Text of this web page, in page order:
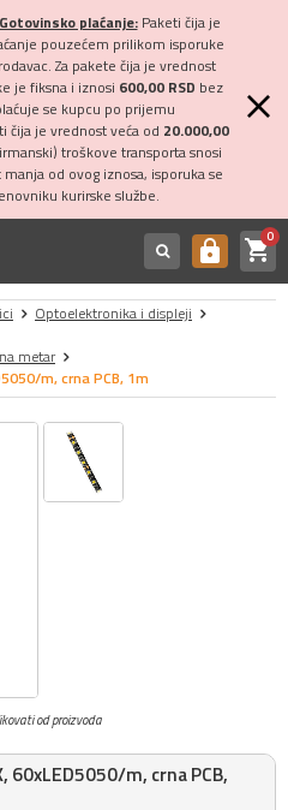
Gotovinsko plaćanje:Paketi čija je
pouzećem prilikom isporuke
Za pakete čija je vrednost
je fiksna i iznosi 600,00 RSD bez
se kupcu po prijemu
čija je vrednost veća od 20.000,00
troškove transporta snosi
od ovog iznosa, isporuka se
kurirske službe.
https shopping_cart0
Optoelektronika i displeji
metar
m, crna PCB, 1m
od proizvoda
60xLED5050/m, crna PCB,